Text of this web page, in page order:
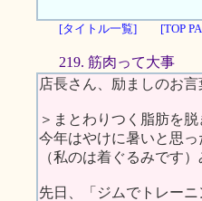
[タイトル一覧] [TOP
219. 筋肉って大事
店長さん、励ましのお
＞まとわりつく脂肪を脱
今年はやけに暑いと思
（私のは着ぐるみです
先日、「ジムでトレー